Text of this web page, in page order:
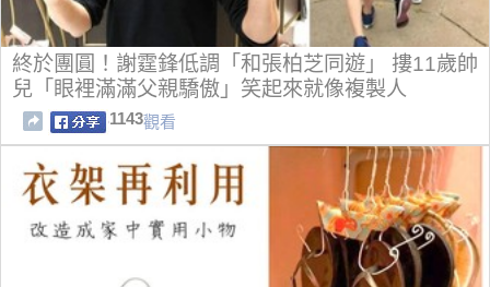
終於團圓！謝霆鋒低調「和張柏芝同遊」 摟11歲帥
兒「眼裡滿滿父親驕傲」笑起來就像複製人
1143觀看